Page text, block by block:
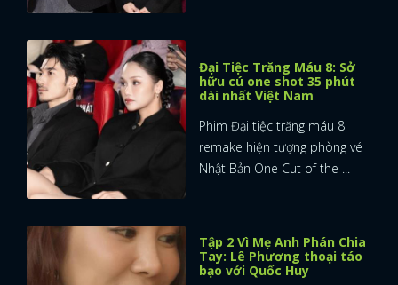
Đại Tiệc Trăng Máu 8: Sở
hữu cú one shot 35 phút
dài nhất Việt Nam
Phim Đại tiệc trăng máu 8
remake hiện tượng phòng vé
Nhật Bản One Cut of the ...
Tập 2 Vì Mẹ Anh Phán Chia
Tay: Lê Phương thoại táo
bạo với Quốc Huy